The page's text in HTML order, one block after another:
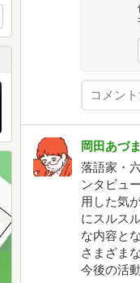
岡田あづま
落語家・
ンタビュ
用した気
にスルス
な内容と
さまざま
今後の活